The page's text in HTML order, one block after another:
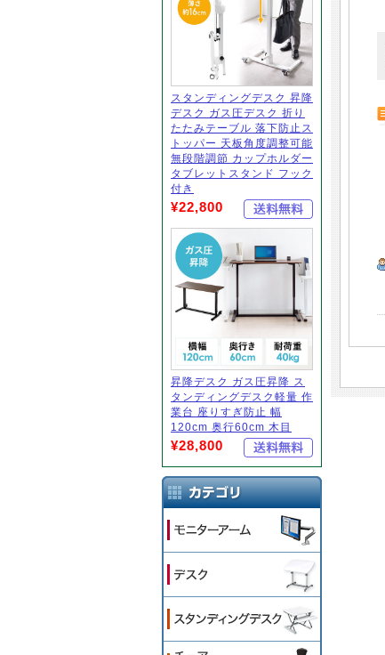
スタンディングデスク 昇降
デスク ガス圧デスク 折り
たたみテーブル 落下防止ス
トッパー 天板角度調整可能
無段階調節 カップホルダー
タブレットスタンド フック
付き
¥22,800
昇降デスク ガス圧昇降 ス
タンディングデスク軽量 作
業台 座りすぎ防止 幅
120cm 奥行60cm 木目
¥28,800